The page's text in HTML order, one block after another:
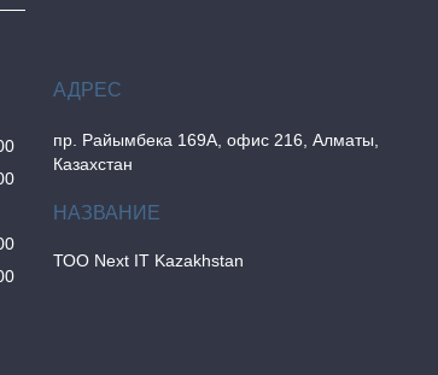
пр. Райымбека 169А, офис 216, Алматы,
Казахстан
ТОО Next IT Kazakhstan